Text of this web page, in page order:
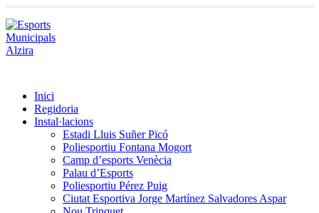
Inici
Regidoria
Instal·lacions
Estadi Lluis Suñer Picó
Poliesportiu Fontana Mogort
Camp d’esports Venècia
Palau d’Esports
Poliesportiu Pérez Puig
Ciutat Esportiva Jorge Martínez Salvadores Aspar